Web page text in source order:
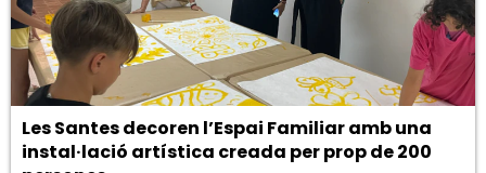
Les Santes decoren l’Espai Familiar amb una
instal·lació artística creada per prop de 200